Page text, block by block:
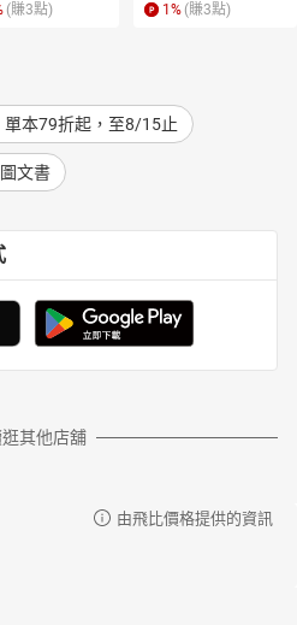
(賺3點) 1 % (賺3點)
本79折起，至8/15止
文書
其他店舖
由飛比價格提供的資訊